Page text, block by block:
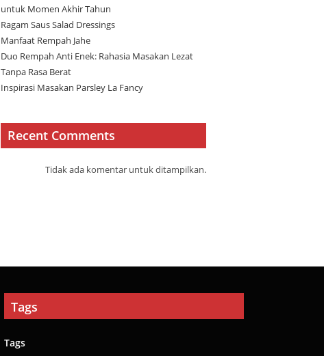
untuk Momen Akhir Tahun
Ragam Saus Salad Dressings
Manfaat Rempah Jahe
Duo Rempah Anti Enek: Rahasia Masakan Lezat
Tanpa Rasa Berat
Inspirasi Masakan Parsley La Fancy
Recent Comments
Tidak ada komentar untuk ditampilkan.
Tags
Tags